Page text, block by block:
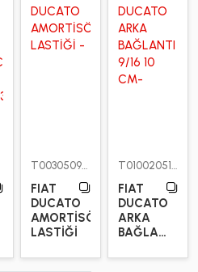
T00305092000
FIAT
DUCATO
AMORTİSÖR
LASTİĞİ
T01002051000
FIAT
DUCATO
ARKA
BAĞLANTI
CM